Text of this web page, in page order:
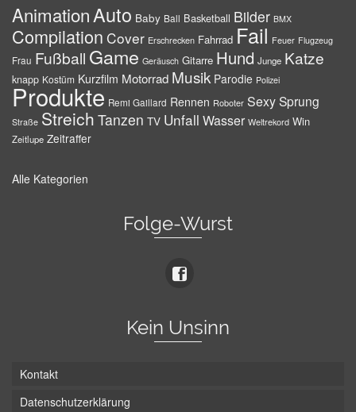
AnimationAuto Baby Ball Basketball Bilder BMX
Compilation Cover Erschrecken Fahrrad Fail Feuer Flugzeug
Frau Fußball Game Geräusch Gitarre Hund Junge Katze
knapp Kostüm Kurzfilm Motorrad Musik Parodie Polizei
Produkte Remi Gaillard Rennen Roboter SexySprung
Straße Streich Tanzen TV Unfall Wasser Weltrekord Win
Zeitlupe Zeitraffer
Alle Kategorien
Folge-Wurst
Kein Unsinn
Kontakt
Datenschutzerklärung